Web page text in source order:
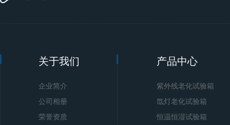
关于我们
企业简介
公司相册
荣誉资质
产品中心
紫外线老化试验箱
氙灯老化试验箱
恒温恒湿试验箱